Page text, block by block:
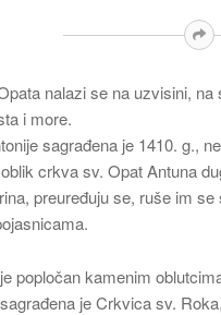
nalazi se na uzvisini,
i more.
sagrađena je 1410. g.,
crkva sv. Opat Antuna
preuređuju se, ruše im
popločan kamenim
je Crkvica sv.